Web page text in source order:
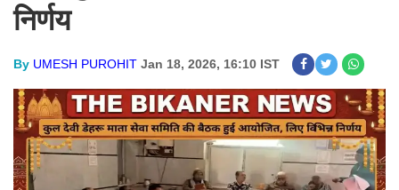
निर्णय
By UMESH PUROHIT Jan 18, 2026, 16:10 IST